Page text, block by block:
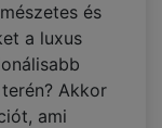
és
a luxus
Akkor
ami